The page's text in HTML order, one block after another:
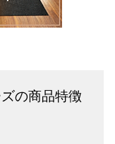
の商品特徴